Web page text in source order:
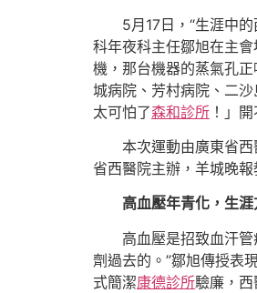
5月17日，“生涯中
科年夜科主任鄒旭在主
機，那台機器的蒸氣孔
城病院、芳村病院、二
太可怕了森和診所 ！」
本次運動由廣東省
省西醫院主辦，羊城晚
高血壓年青化，生
高血壓是招致血汗
劑過去的。”鄒旭傳授表
式簡潔康德診所驗廉，